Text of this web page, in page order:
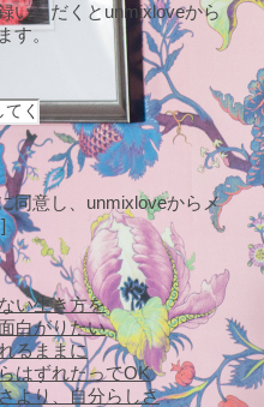
いただくとunmixloveから
す。
同意し、unmixloveからメ
い生き方を
白がりたい
るままに
はずれたってOK
より、自分らしさ